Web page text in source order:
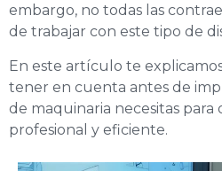
embargo, no todas las
de trabajar con este tipo de
En este artículo te
tener en cuenta antes de
de maquinaria necesitas
profesional y eficiente.